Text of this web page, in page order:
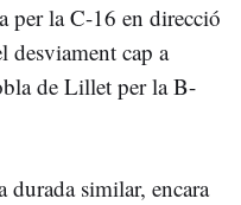
per la C-16 en direcció
desviament cap a
de Lillet per la B-
durada similar, encara